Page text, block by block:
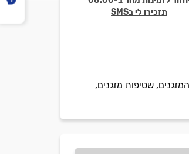
תזכירו לי בSMS
שטיפות מזגנים,